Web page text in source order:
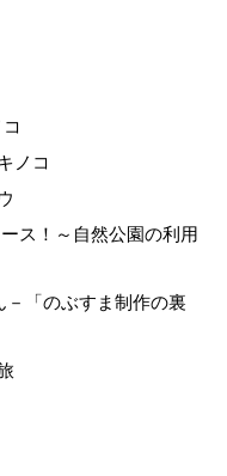
ノコ
ス！～自然公園の利用
「のぶすま制作の裏